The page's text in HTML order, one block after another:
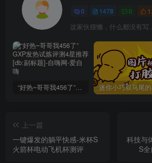
0 1478 0
这家伙很懒，什么都没有写
“好热~哥哥我456了”GXP发热试炼评测4星推荐[db:副标题]
上一篇
一键爆发的躺平快感-米杯S
火箭杯电动飞机杯测评
科技与
S